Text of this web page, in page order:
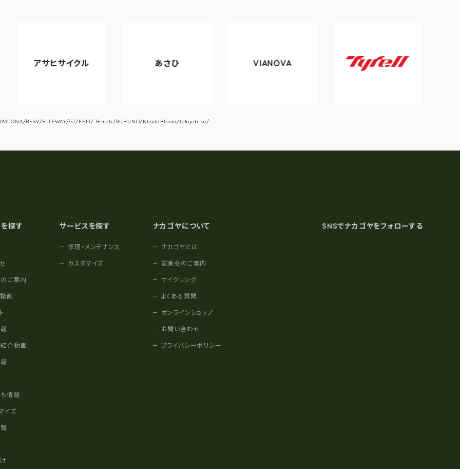
アサヒサイクル VIANOVA
Tyrell
BESV/RITEWAY/GT/FELT/ Beneli/BURUNO/KhodaBloom/tokyobike/
探す
ご案内
画
介動画
情報
イズ
サービスを探す
修理・メンテナンス
カスタマイズ
ナカゴヤについて
ナカゴヤとは
試乗会のご案内
サイクリング
よくある質問
オンラインショップ
お問い合わせ
プライバシーポリシー
SNSでナカゴヤをフォローする